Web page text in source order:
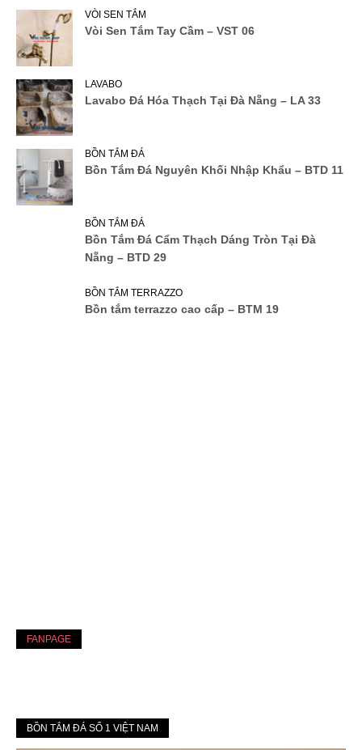
VÒI SEN TẮM
Vòi Sen Tắm Tay Cầm – VST 06
LAVABO
Lavabo Đá Hóa Thạch Tại Đà Nẵng – LA 33
BỒN TẮM ĐÁ
Bồn Tắm Đá Nguyên Khối Nhập Khẩu – BTD 11
BỒN TẮM ĐÁ
Bồn Tắm Đá Cẩm Thạch Dáng Tròn Tại Đà
Nẵng – BTD 29
BỒN TẮM TERRAZZO
Bồn tắm terrazzo cao cấp – BTM 19
FANPAGE
BỒN TẮM ĐÁ SỐ 1 VIỆT NAM